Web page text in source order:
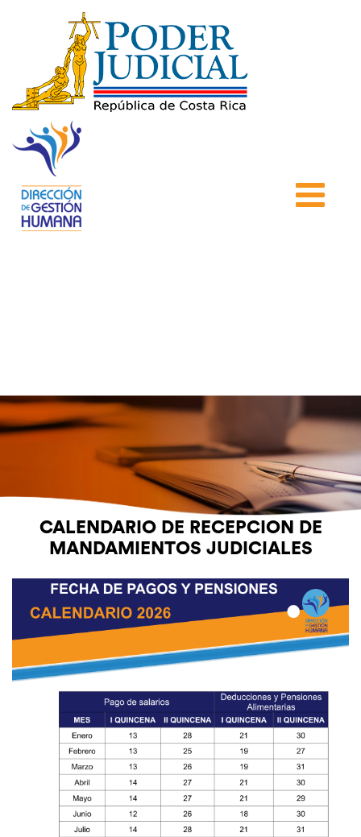
CALENDARIO DE RECEPCION DE
MANDAMIENTOS JUDICIALES